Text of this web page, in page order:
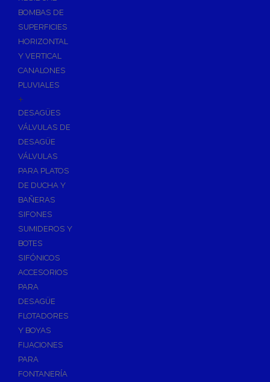
BOMBAS DE
SUPERFICIES
HORIZONTAL
Y VERTICAL
CANALONES
PLUVIALES
+
DESAGÜES
VÁLVULAS DE
DESAGÜE
VÁLVULAS
PARA PLATOS
DE DUCHA Y
BAÑERAS
SIFONES
SUMIDEROS Y
BOTES
SIFÓNICOS
ACCESORIOS
PARA
DESAGÜE
FLOTADORES
Y BOYAS
FIJACIONES
PARA
FONTANERÍA